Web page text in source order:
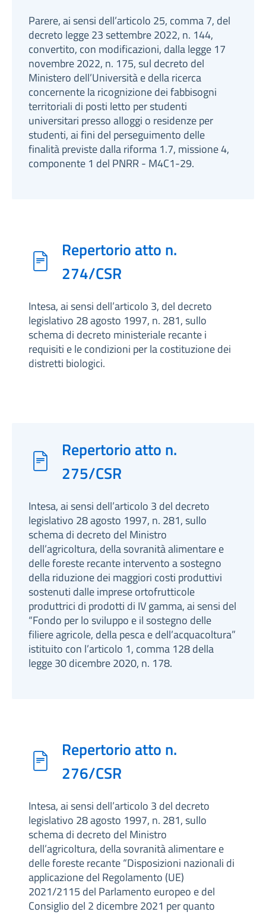
Parere, ai sensi dell’articolo 25, comma 7, del
decreto legge 23 settembre 2022, n. 144,
convertito, con modificazioni, dalla legge 17
novembre 2022, n. 175, sul decreto del
Ministero dell’Università e della ricerca
concernente la ricognizione dei fabbisogni
territoriali di posti letto per studenti
universitari presso alloggi o residenze per
studenti, ai fini del perseguimento delle
finalità previste dalla riforma 1.7, missione 4,
componente 1 del PNRR - M4C1-29.
Repertorio atto n.
274/CSR
Intesa, ai sensi dell’articolo 3, del decreto
legislativo 28 agosto 1997, n. 281, sullo
schema di decreto ministeriale recante i
requisiti e le condizioni per la costituzione dei
distretti biologici.
Repertorio atto n.
275/CSR
Intesa, ai sensi dell’articolo 3 del decreto
legislativo 28 agosto 1997, n. 281, sullo
schema di decreto del Ministro
dell’agricoltura, della sovranità alimentare e
delle foreste recante intervento a sostegno
della riduzione dei maggiori costi produttivi
sostenuti dalle imprese ortofrutticole
produttrici di prodotti di IV gamma, ai sensi del
“Fondo per lo sviluppo e il sostegno delle
filiere agricole, della pesca e dell’acquacoltura”
istituito con l’articolo 1, comma 128 della
legge 30 dicembre 2020, n. 178.
Repertorio atto n.
276/CSR
Intesa, ai sensi dell’articolo 3 del decreto
legislativo 28 agosto 1997, n. 281, sullo
schema di decreto del Ministro
dell’agricoltura, della sovranità alimentare e
delle foreste recante “Disposizioni nazionali di
applicazione del Regolamento (UE)
2021/2115 del Parlamento europeo e del
Consiglio del 2 dicembre 2021 per quanto